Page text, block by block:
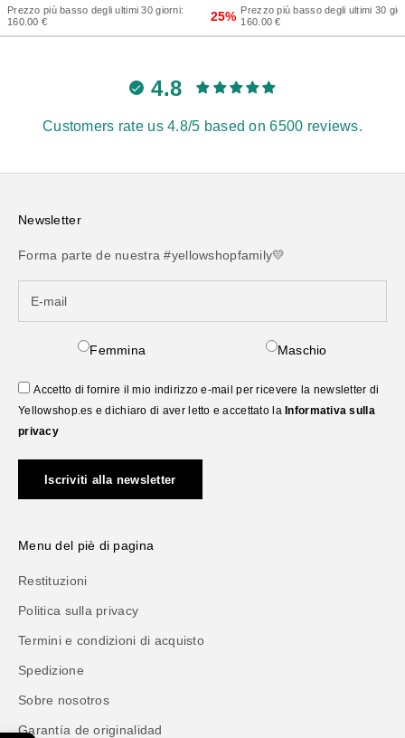
Prezzo più basso degli ultimi 30 giorni:
160.00 €
25% Prezzo più basso degli ultimi 30
160.00 €
4.8
Customers rate us 4.8/5 based on 6500 reviews.
Newsletter
Forma parte de nuestra #yellowshopfamily💛
Femmina Maschio
Accetto di fornire il mio indirizzo e-mail per ricevere la newsletter di
Yellowshop.es e dichiaro di aver letto e accettato la Informativa sulla
privacy
Iscriviti alla newsletter
Menu del piè di pagina
Restituzioni
Politica sulla privacy
Termini e condizioni di acquisto
Spedizione
Sobre nosotros
Garantía de originalidad